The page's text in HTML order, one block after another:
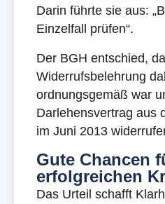
Darin führte sie aus:
Einzelfall prüfen“.
Der BGH entschied,
Widerrufsbelehrung
ordnungsgemäß war
Darlehensvertrag aus
im Juni 2013
Gute Chancen
erfolgreichen
Das Urteil schafft